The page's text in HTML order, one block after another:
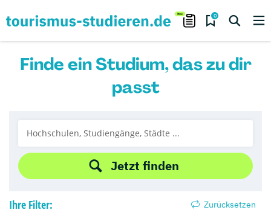
0
Finde ein Studium, das zu dir
passt
Jetzt finden
Ihre Filter: Zurücksetzen